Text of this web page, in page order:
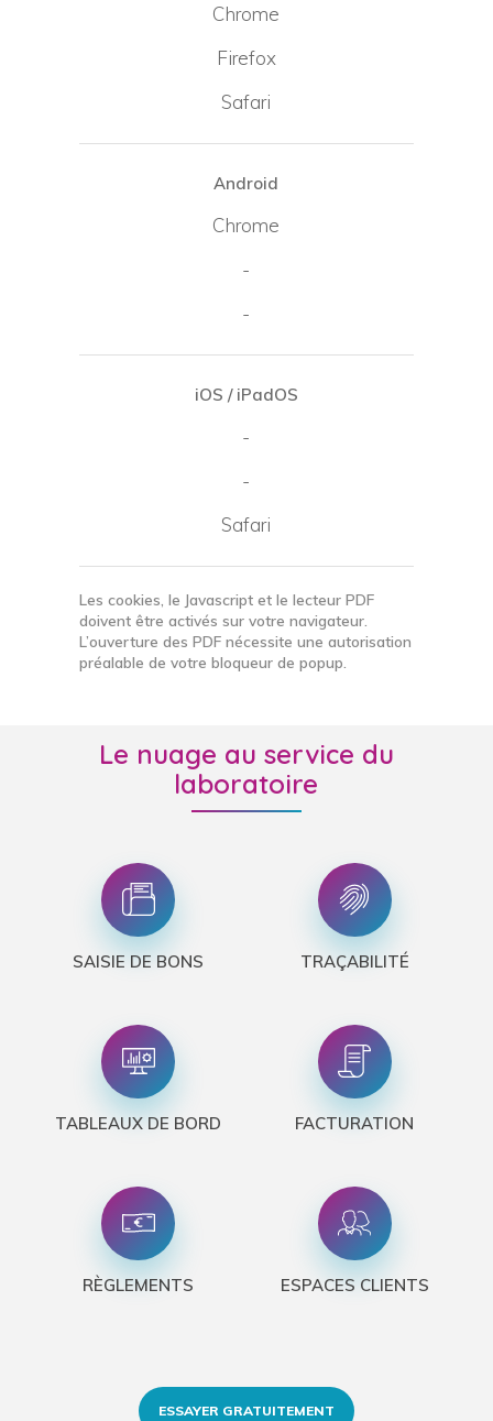
Chrome
Firefox
Safari
Android
Chrome
-
-
iOS / iPadOS
-
-
Safari
Les cookies, le Javascript et le lecteur PDF
doivent être activés sur votre navigateur.
L’ouverture des PDF nécessite une autorisation
préalable de votre bloqueur de popup.
Le nuage au service du
laboratoire
SAISIE DE BONS TRAÇABILITÉ
TABLEAUX DE BORD FACTURATION
RÈGLEMENTS ESPACES CLIENTS
ESSAYER GRATUITEMENT